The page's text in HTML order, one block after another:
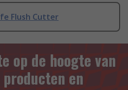
Flush Cutter
op de hoogte van
en